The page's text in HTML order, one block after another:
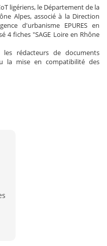
ligériens, le Département de la
Alpes, associé à la Direction
d'urbanisme EPURES en
4 fiches "SAGE Loire en Rhône
rédacteurs de documents
la mise en compatibilité des